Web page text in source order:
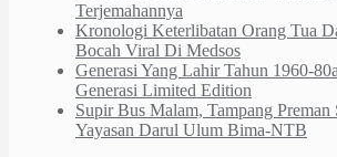
Terjemahannya
Kronologi Keterlibatan Orang Tua
Bocah Viral Di Medsos
Generasi Yang Lahir Tahun 1960-
Generasi Limited Edition
Supir Bus Malam, Tampang Preman
Yayasan Darul Ulum Bima-NTB